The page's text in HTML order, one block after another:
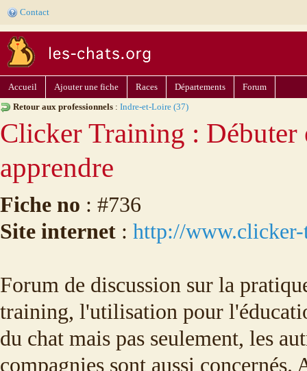
Contact
Accueil Ajouter une fiche Races Départements
Forum
Retour aux professionnels : Indre-et-Loire (37)
Clicker Training : Débuter
apprendre
Fiche no : #736
Site internet : http://
Forum de discussion sur la
training, l'utilisation pour
du chat mais pas seulement, les
compagnies sont aussi concernés.